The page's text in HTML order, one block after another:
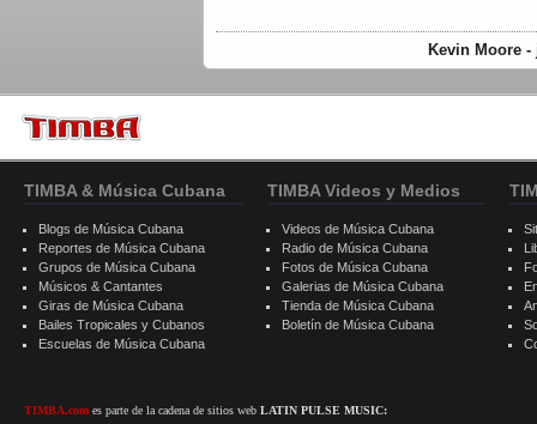
Kevin Moore -
TIMBA & Música Cubana
Blogs de Música Cubana
Reportes de Música Cubana
Grupos de Música Cubana
Músicos & Cantantes
Giras de Música Cubana
Bailes Tropicales y Cubanos
Escuelas de Música Cubana
TIMBA.com es parte de la cadena de sitios web LATIN PULSE MUSIC:
TIMBA Videos y Medios
Videos de Música Cubana
Radio de Música Cubana
Fotos de Música Cubana
Galerias de Música Cubana
Tienda de Música Cubana
Boletín de Música Cubana